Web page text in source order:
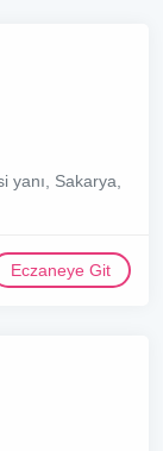
yanı, Sakarya,
Eczaneye Git